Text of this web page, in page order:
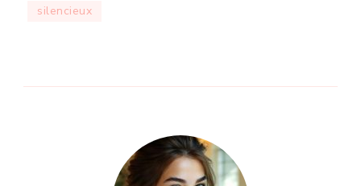
silencieux